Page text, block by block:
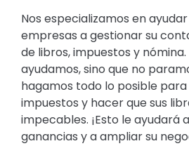
Nos especializamos en
empresas a gestionar su
de libros, impuestos y nómina.
ayudamos, sino que no
hagamos todo lo posible para
impuestos y hacer que sus
impecables. ¡Esto le ayudará
ganancias y a ampliar su